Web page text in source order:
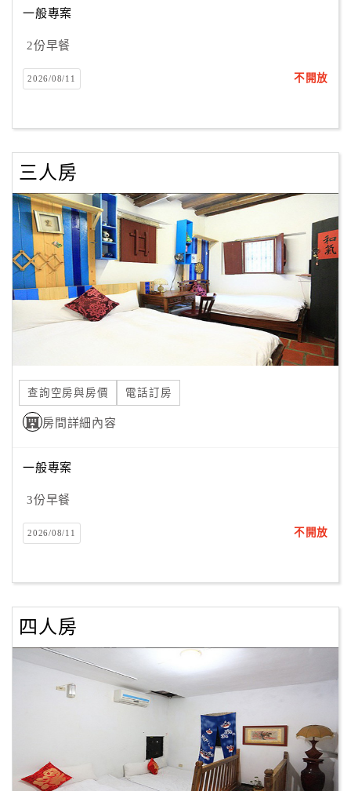
訂
房
Q&A
旅
卡
訂
房
請
款
據
作
提
案
店
作
商
合
作
一般專案
2份早餐
2026/08/11 不開放
三人房
查詢空房與房價 電話訂房
房間詳細內容
一般專案
3份早餐
2026/08/11 不開放
四人房